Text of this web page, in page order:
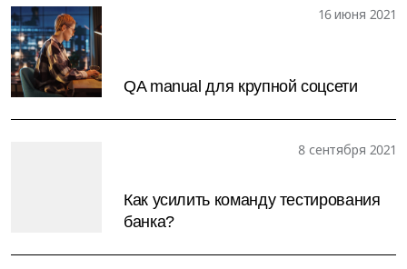
16 июня 2021
QA manual для крупной соцсети
8 сентября 2021
Как усилить команду тестирования
банка?